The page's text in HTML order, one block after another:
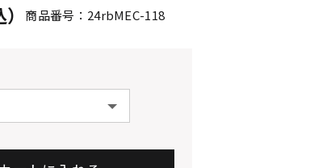
商品番号：24rbMEC-118